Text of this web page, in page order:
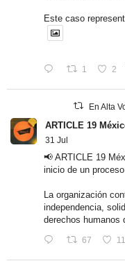
Este caso
1 2
En Alta
ARTICLE 19
31 Jul
📢 ARTICLE 19
inicio de un
La organización
independencia,
derechos humanos
67